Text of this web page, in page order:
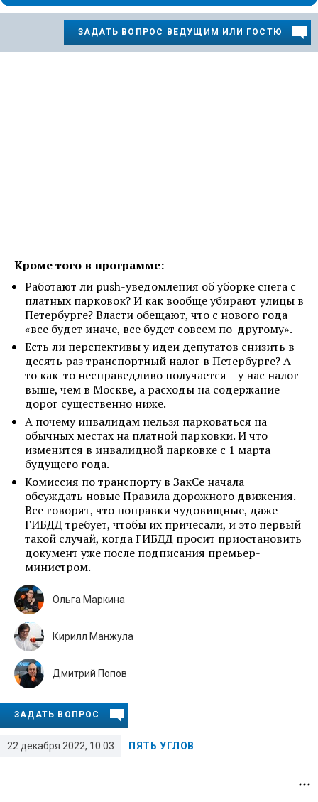
ЗАДАТЬ ВОПРОС ВЕДУЩИМ ИЛИ ГОСТЮ
Кроме того в программе:
Работают ли push-уведомления об уборке снега с
платных парковок? И как вообще убирают улицы в
Петербурге? Власти обещают, что с нового года
«все будет иначе, все будет совсем по-другому».
Есть ли перспективы у идеи депутатов снизить в
десять раз транспортный налог в Петербурге? А
то как-то несправедливо получается – у нас налог
выше, чем в Москве, а расходы на содержание
дорог существенно ниже.
А почему инвалидам нельзя парковаться на
обычных местах на платной парковки. И что
изменится в инвалидной парковке с 1 марта
будущего года.
Комиссия по транспорту в ЗакСе начала
обсуждать новые Правила дорожного движения.
Все говорят, что поправки чудовищные, даже
ГИБДД требует, чтобы их причесали, и это первый
такой случай, когда ГИБДД просит приостановить
документ уже после подписания премьер-
министром.
22 декабря 2022, 10:03 ПЯТЬ УГЛОВ
Ольга Маркина
Кирилл Манжула
Дмитрий Попов
ЗАДАТЬ ВОПРОС